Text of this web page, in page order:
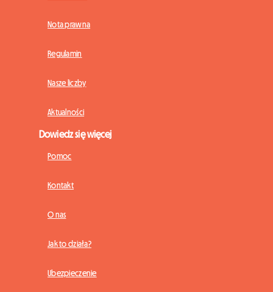
Nota prawna
Regulamin
Nasze liczby
Aktualności
Dowiedz się więcej
Pomoc
Kontakt
O nas
Jak to działa?
Ubezpieczenie